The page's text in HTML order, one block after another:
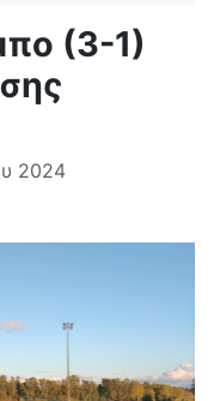
(3-1)
2024